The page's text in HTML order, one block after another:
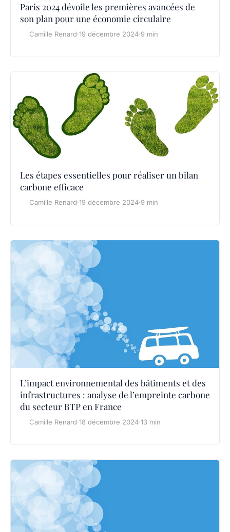
Paris 2024 dévoile les premières avancées de
son plan pour une économie circulaire
Camille Renard·19 décembre 2024·9 min
Les étapes essentielles pour réaliser un bilan
carbone efficace
Camille Renard·19 décembre 2024·9 min
L’impact environnemental des bâtiments et des
infrastructures : analyse de l’empreinte carbone
du secteur BTP en France
Camille Renard·18 décembre 2024·13 min